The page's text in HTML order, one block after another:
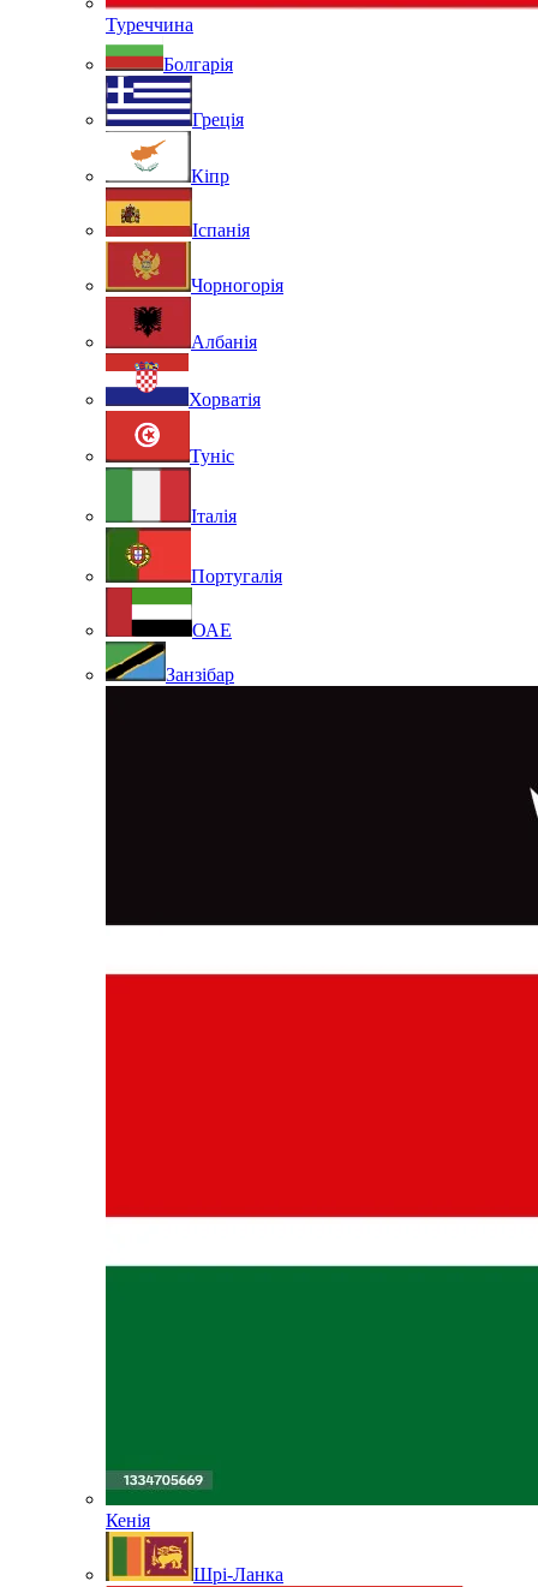
Туреччина
Болгарія
Греція
Кіпр
Іспанія
Чорногорія
Албанія
Хорватія
Туніс
Італія
Португалія
ОАЕ
Занзібар
Кенія
Шрі-Ланка